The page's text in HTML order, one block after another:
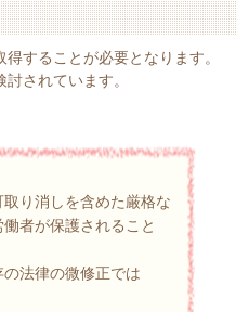
することが必要となります。
されています。
り消しを含めた厳格な
者が保護されること
法律の微修正では